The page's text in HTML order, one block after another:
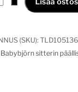
(SKU):
Babybjörn sitterin